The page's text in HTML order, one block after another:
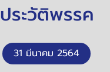
ประวัติพรรค
31 มีนาคม 2564